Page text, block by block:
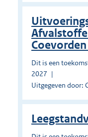
Dit is een
2027
Uitgegeven door: